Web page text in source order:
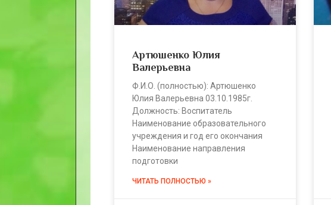
Артюшенко Юлия
Валерьевна
Ф.И.О. (полностью): Артюшенко
Юлия Валерьевна 03.10.1985г.
Должность: Воспитатель
Наименование образовательного
учреждения и год его окончания
Наименование направления
подготовки
ЧИТАТЬ ПОЛНОСТЬЮ »